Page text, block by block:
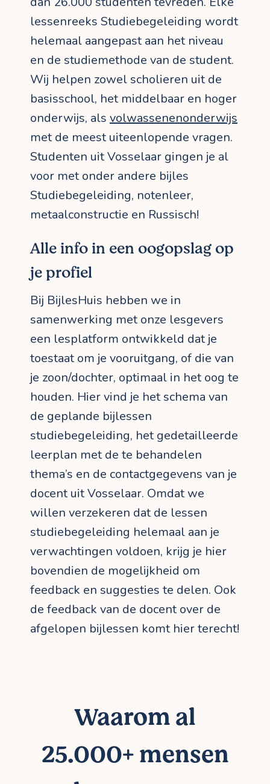
lessenreeks Studiebegeleiding wordt
helemaal aangepast aan het niveau
en de studiemethode van de student.
Wij helpen zowel scholieren uit de
basisschool, het middelbaar en hoger
onderwijs, als volwassenenonderwijs
met de meest uiteenlopende vragen.
Studenten uit Vosselaar gingen je al
voor met onder andere bijles
Studiebegeleiding, notenleer,
metaalconstructie en Russisch!
Alle info in een oogopslag op
je profiel
Bij BijlesHuis hebben we in
samenwerking met onze lesgevers
een lesplatform ontwikkeld dat je
toestaat om je vooruitgang, of die van
je zoon/dochter, optimaal in het oog te
houden. Hier vind je het schema van
de geplande bijlessen
studiebegeleiding, het gedetailleerde
leerplan met de te behandelen
thema’s en de contactgegevens van je
docent uit Vosselaar. Omdat we
willen verzekeren dat de lessen
studiebegeleiding helemaal aan je
verwachtingen voldoen, krijg je hier
bovendien de mogelijkheid om
feedback en suggesties te delen. Ook
de feedback van de docent over de
afgelopen bijlessen komt hier terecht!
Waarom al
25.000+ mensen